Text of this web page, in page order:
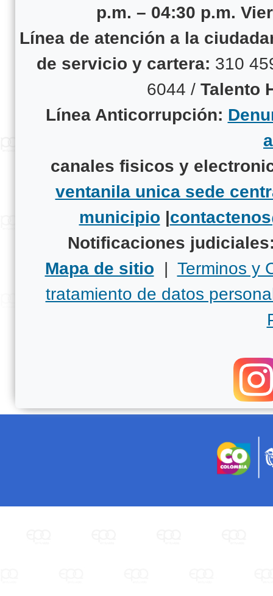
p.m. – 04:30 p.m.
Línea de atención a la
de servicio y cartera: 310
6044 / Talento
Línea Anticorrupción:
canales fisicos y
ventanila unica sede
municipio |
Notificaciones
Mapa de sitio | Terminos y
tratamiento de datos